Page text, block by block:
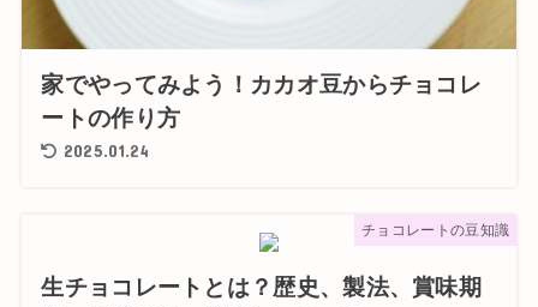
家でやってみよう！カカオ豆からチョコレ
ートの作り方
2025.01.24
チョコレートの豆知識
生チョコレートとは？歴史、製法、賞味期